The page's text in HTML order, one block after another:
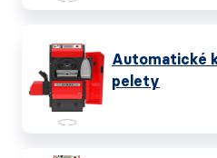
Automatické
pelety